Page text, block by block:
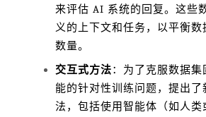
来评估 AI 系统的回复。这些
义的上下文和任务，以平衡
数量。
交互式方法：为了克服数据
能的针对性训练问题，提出了
法，包括使用智能体（如人